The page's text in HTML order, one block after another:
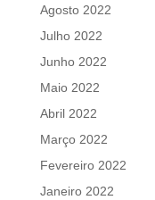
Agosto 2022
Julho 2022
Junho 2022
Maio 2022
Abril 2022
Março 2022
Fevereiro 2022
Janeiro 2022